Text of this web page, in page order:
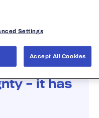
its
– it has
Settings
Accept All Cookies